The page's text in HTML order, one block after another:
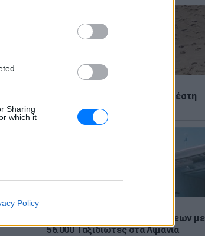
Sharing
which it
Policy
Καιρός: Πού θα «χτυπήσει» η ζέστη
Αύγουστος: Ρεκόρ Αναχωρήσεων με
56.000 Ταξιδιώτες στα Λιμάνια